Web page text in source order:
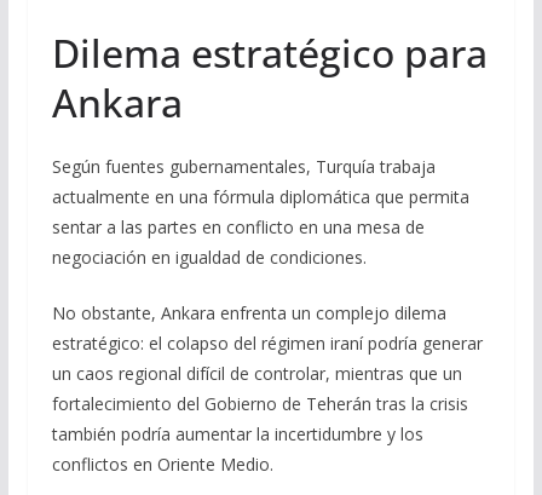
Dilema estratégico para
Ankara
Según fuentes gubernamentales, Turquía trabaja
actualmente en una fórmula diplomática que permita
sentar a las partes en conflicto en una mesa de
negociación en igualdad de condiciones.
No obstante, Ankara enfrenta un complejo dilema
estratégico: el colapso del régimen iraní podría generar
un caos regional difícil de controlar, mientras que un
fortalecimiento del Gobierno de Teherán tras la crisis
también podría aumentar la incertidumbre y los
conflictos en Oriente Medio.